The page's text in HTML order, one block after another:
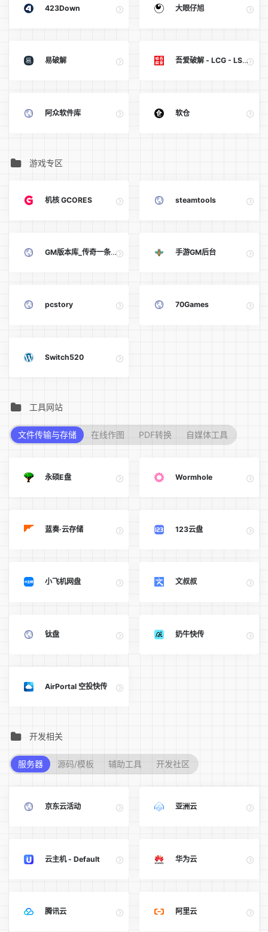
423Down 大眼仔旭
易破解 吾爱破解 - LCG - LSG|安卓破解|病毒分析|www.52pojie.cn
阿众软件库 软仓
游戏专区
机核 GCORES steamtools
GM版本库_传奇一条龙_传奇服务端、单机版下载 - GM基地论坛 手游GM后台
pcstory 70Games
Switch520
工具网站
文件传输与存储 在线作图 PDF转换 自媒体工具
永硕E盘 Wormhole
蓝奏·云存储 123云盘
小飞机网盘 文叔叔
钛盘 奶牛快传
AirPortal 空投快传
开发相关
服务器 源码/模板 辅助工具 开发社区
京东云活动 亚洲云
云主机 - Default 华为云
腾讯云 阿里云